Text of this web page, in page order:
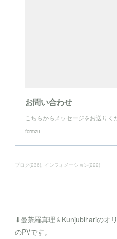
お問い合わせ
こちらからメッセージをお送りく
formzu
ブログ(236) インフォメーション(222)
⬇︎曼荼羅真理＆Kunjubihariのオ
のPVです。